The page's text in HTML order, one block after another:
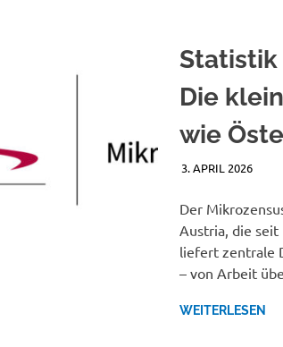
Statistik
Die
wie
3. APRIL 2026
Der
Austria, die
liefert zentrale
– von Arbeit
WEITERLESEN